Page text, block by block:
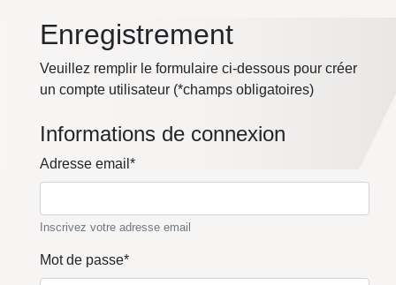
Enregistrement
Veuillez remplir le formulaire ci-dessous pour créer
un compte utilisateur (*champs obligatoires)
Informations de connexion
Adresse email*
Inscrivez votre adresse email
Mot de passe*